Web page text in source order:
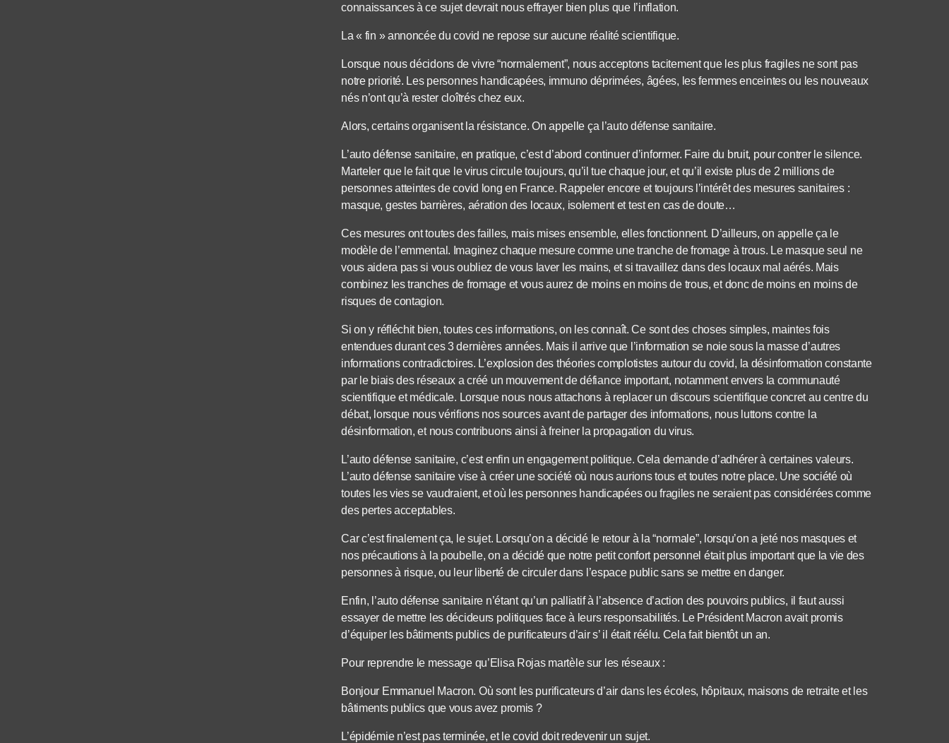
connaissances à ce sujet devrait nous effrayer bien plus que l’inflation.
La « fin » annoncée du covid ne repose sur aucune réalité scientifique.
Lorsque nous décidons de vivre “normalement”, nous acceptons tacitement que les plus fragiles ne sont pas
notre priorité. Les personnes handicapées, immuno déprimées, âgées, les femmes enceintes ou les nouveaux
nés n’ont qu’à rester cloîtrés chez eux.
Alors, certains organisent la résistance. On appelle ça l’auto défense sanitaire.
L’auto défense sanitaire, en pratique, c’est d’abord continuer d’informer. Faire du bruit, pour contrer le silence.
Marteler que le fait que le virus circule toujours, qu’il tue chaque jour, et qu’il existe plus de 2 millions de
personnes atteintes de covid long en France. Rappeler encore et toujours l’intérêt des mesures sanitaires :
masque, gestes barrières, aération des locaux, isolement et test en cas de doute…
Ces mesures ont toutes des failles, mais mises ensemble, elles fonctionnent. D’ailleurs, on appelle ça le
modèle de l’emmental. Imaginez chaque mesure comme une tranche de fromage à trous. Le masque seul ne
vous aidera pas si vous oubliez de vous laver les mains, et si travaillez dans des locaux mal aérés. Mais
combinez les tranches de fromage et vous aurez de moins en moins de trous, et donc de moins en moins de
risques de contagion.
Si on y réfléchit bien, toutes ces informations, on les connaît. Ce sont des choses simples, maintes fois
entendues durant ces 3 dernières années. Mais il arrive que l’information se noie sous la masse d’autres
informations contradictoires. L’explosion des théories complotistes autour du covid, la désinformation constante
par le biais des réseaux a créé un mouvement de défiance important, notamment envers la communauté
scientifique et médicale. Lorsque nous nous attachons à replacer un discours scientifique concret au centre du
débat, lorsque nous vérifions nos sources avant de partager des informations, nous luttons contre la
désinformation, et nous contribuons ainsi à freiner la propagation du virus.
L’auto défense sanitaire, c’est enfin un engagement politique. Cela demande d’adhérer à certaines valeurs.
L’auto défense sanitaire vise à créer une société où nous aurions tous et toutes notre place. Une société où
toutes les vies se vaudraient, et où les personnes handicapées ou fragiles ne seraient pas considérées comme
des pertes acceptables.
Car c’est finalement ça, le sujet. Lorsqu’on a décidé le retour à la “normale”, lorsqu’on a jeté nos masques et
nos précautions à la poubelle, on a décidé que notre petit confort personnel était plus important que la vie des
personnes à risque, ou leur liberté de circuler dans l’espace public sans se mettre en danger.
Enfin, l’auto défense sanitaire n’étant qu’un palliatif à l’absence d’action des pouvoirs publics, il faut aussi
essayer de mettre les décideurs politiques face à leurs responsabilités. Le Président Macron avait promis
d’équiper les bâtiments publics de purificateurs d’air s’ il était réélu. Cela fait bientôt un an.
Pour reprendre le message qu’Elisa Rojas martèle sur les réseaux :
Bonjour Emmanuel Macron. Où sont les purificateurs d’air dans les écoles, hôpitaux, maisons de retraite et les
bâtiments publics que vous avez promis ?
L’épidémie n’est pas terminée, et le covid doit redevenir un sujet.